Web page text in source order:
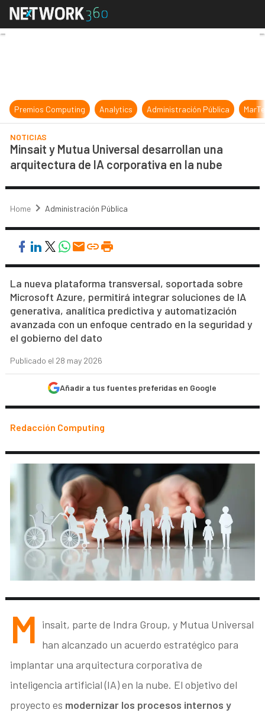
Minsait y Mutua Universal
Premios Computing Analytics Administración Pública
NOTICIAS
Minsait y Mutua Universal desarrollan una
arquitectura de IA corporativa en la nube
Home Administración Pública
La nueva plataforma transversal, soportada sobre
Microsoft Azure, permitirá integrar soluciones de IA
generativa, analítica predictiva y automatización
avanzada con un enfoque centrado en la seguridad y
el gobierno del dato
Publicado el 28 may 2026
Añadir a tus fuentes preferidas en Google
Redacción Computing
M insait, parte de Indra Group, y Mutua Universal
han alcanzado un acuerdo estratégico para
implantar una arquitectura corporativa de
inteligencia artificial (IA) en la nube. El objetivo del
proyecto es modernizar los procesos internos y